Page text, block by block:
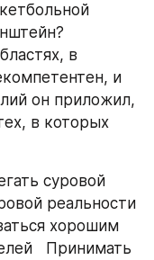
в
и
он приложил,
в которых
суровой
реальности
хорошим
Принимать